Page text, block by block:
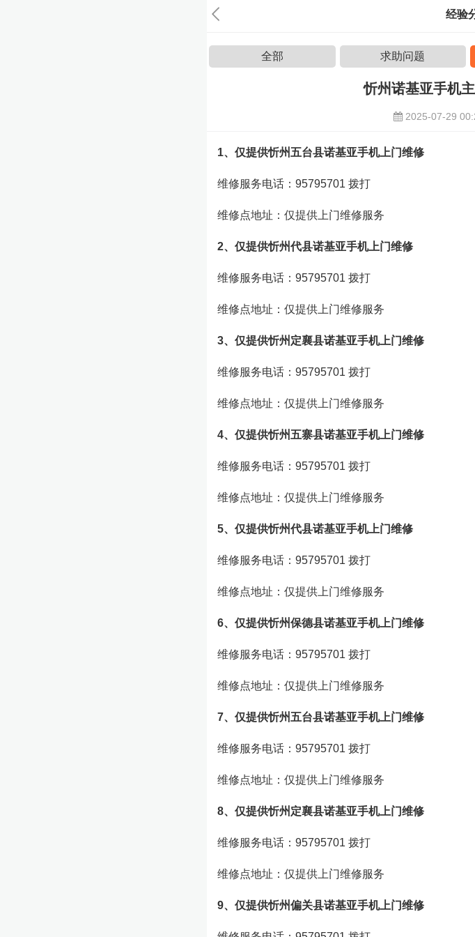
经验
全部 求助问题
忻州诺基亚手机
2025-07-29
1、仅提供忻州五台县诺基亚手机上门维修
维修服务电话：95795701 拨打
维修点地址：仅提供上门维修服务
2、仅提供忻州代县诺基亚手机上门维修
维修服务电话：95795701 拨打
维修点地址：仅提供上门维修服务
3、仅提供忻州定襄县诺基亚手机上门维修
维修服务电话：95795701 拨打
维修点地址：仅提供上门维修服务
4、仅提供忻州五寨县诺基亚手机上门维修
维修服务电话：95795701 拨打
维修点地址：仅提供上门维修服务
5、仅提供忻州代县诺基亚手机上门维修
维修服务电话：95795701 拨打
维修点地址：仅提供上门维修服务
6、仅提供忻州保德县诺基亚手机上门维修
维修服务电话：95795701 拨打
维修点地址：仅提供上门维修服务
7、仅提供忻州五台县诺基亚手机上门维修
维修服务电话：95795701 拨打
维修点地址：仅提供上门维修服务
8、仅提供忻州定襄县诺基亚手机上门维修
维修服务电话：95795701 拨打
维修点地址：仅提供上门维修服务
9、仅提供忻州偏关县诺基亚手机上门维修